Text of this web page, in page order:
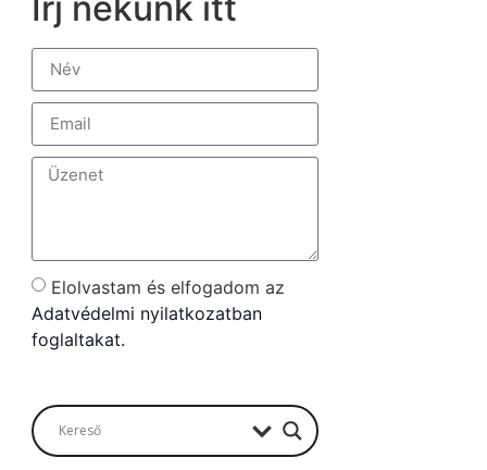
Elolvastam és elfogadom az
Adatvédelmi nyilatkozatban
foglaltakat.